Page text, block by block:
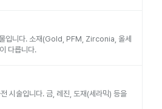
입니다. 소재(Gold, PFM, Zirconia, 올세
다릅니다.
시술입니다. 금, 레진, 도재(세라믹) 등을